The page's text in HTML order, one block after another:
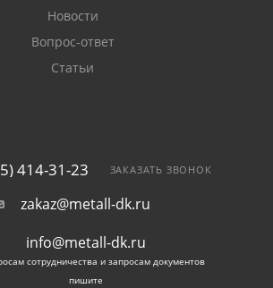
Новости
Вопрос-ответ
Статьи
414-31-23 ЗАКАЗАТЬ ЗВОНОК
zakaz@metall-dk.ru
info@metall-dk.ru
сотрудничества и запросам документов
пишите